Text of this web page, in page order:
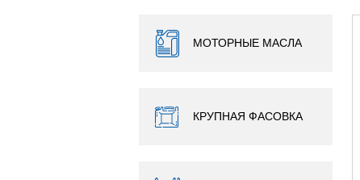
МОТОРНЫЕ МАСЛА
КРУПНАЯ ФАСОВКА